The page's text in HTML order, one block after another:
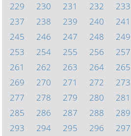
229
230 231 232 233
237
238 239 240 241
245
246 247 248 249
253
254 255 256 257
261
262 263 264 265
269
270 271 272 273
277
278 279 280 281
285
286 287 288 289
293
294 295 296 297